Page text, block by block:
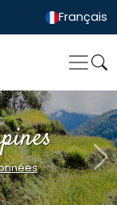
Français